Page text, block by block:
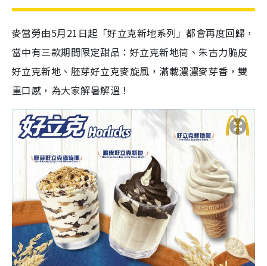
麥當勞由5月21日起「好立克新地系列」都會再度回歸，
當中有三款期間限定甜品：好立克新地筒、朱古力脆皮
好立克新地、胚芽好立克麥旋風，滿載濃濃麥芽香，雙
重口感，為大家解暑解溫！